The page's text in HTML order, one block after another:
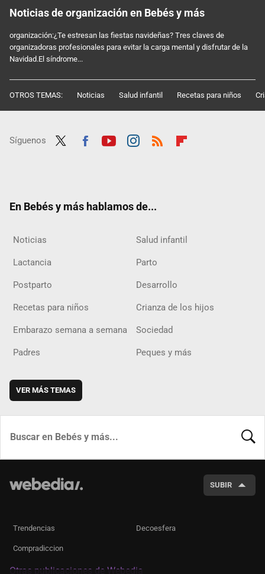
Noticias de organización en Bebés y más
organización:¿Te estresan las fiestas navideñas? Tres claves de
organizadoras profesionales para evitar la carga mental y disfrutar de la
Navidad.El síndrome...
OTROS TEMAS: Noticias Salud infantil Recetas para niños
Síguenos
En Bebés y más hablamos de...
Noticias Salud infantil
Lactancia Parto
Postparto Desarrollo
Recetas para niños Crianza de los hijos
Embarazo semana a semana Sociedad
Padres Peques y más
VER MÁS TEMAS
SUBIR
Trendencias Decoesfera
Compradiccion
Otras publicaciones de Webedia